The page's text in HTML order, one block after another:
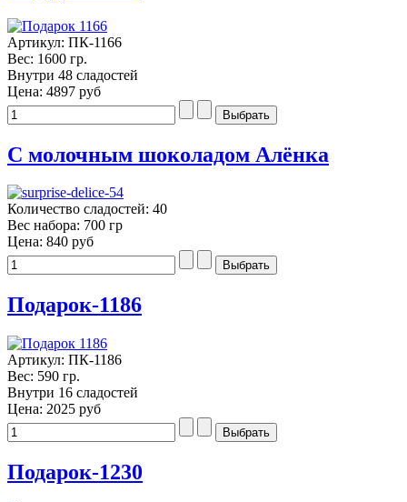
Артикул: ПК-1166
Вес: 1600 гр.
Внутри 48 сладостей
Цена: 4897 руб
С молочным шоколадом Алёнка
Количество сладостей: 40
Вес набора: 700 гр
Цена: 840 руб
Подарок-1186
Артикул: ПК-1186
Вес: 590 гр.
Внутри 16 сладостей
Цена: 2025 руб
Подарок-1230